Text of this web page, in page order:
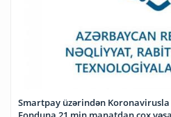
Smartpay üzərindən